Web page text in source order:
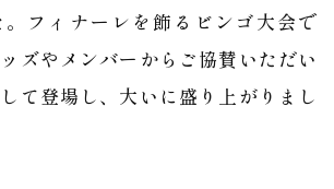
フィナーレを飾るビンゴ大会で
ズやメンバーからご協賛いただい
て登場し、大いに盛り上がりまし